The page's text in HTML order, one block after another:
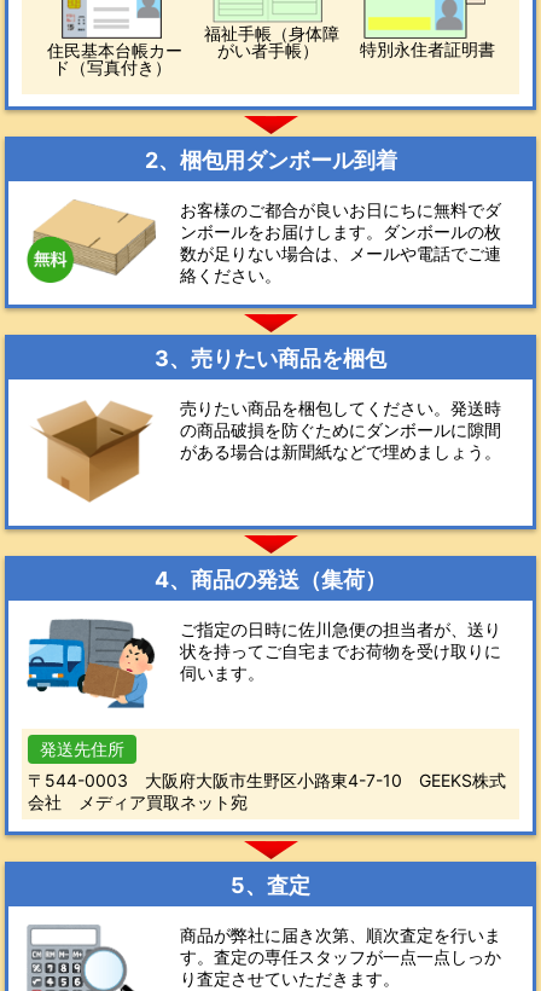
住民基本台帳カー
ド（写真付き）
福祉手帳（身体障
がい者手帳）
特別永住者証明書
2、梱包用ダンボール到着
お客様のご都合が良いお日にちに無料でダ
ンボールをお届けします。ダンボールの枚
数が足りない場合は、メールや電話でご連
絡ください。
3、売りたい商品を梱包
売りたい商品を梱包してください。発送時
の商品破損を防ぐためにダンボールに隙間
がある場合は新聞紙などで埋めましょう。
4、商品の発送（集荷）
ご指定の日時に佐川急便の担当者が、送り
状を持ってご自宅までお荷物を受け取りに
伺います。
発送先住所
〒544-0003 大阪府大阪市生野区小路東4-7-10 GEEKS株式
会社 メディア買取ネット宛
5、査定
商品が弊社に届き次第、順次査定を行いま
す。査定の専任スタッフが一点一点しっか
り査定させていただきます。